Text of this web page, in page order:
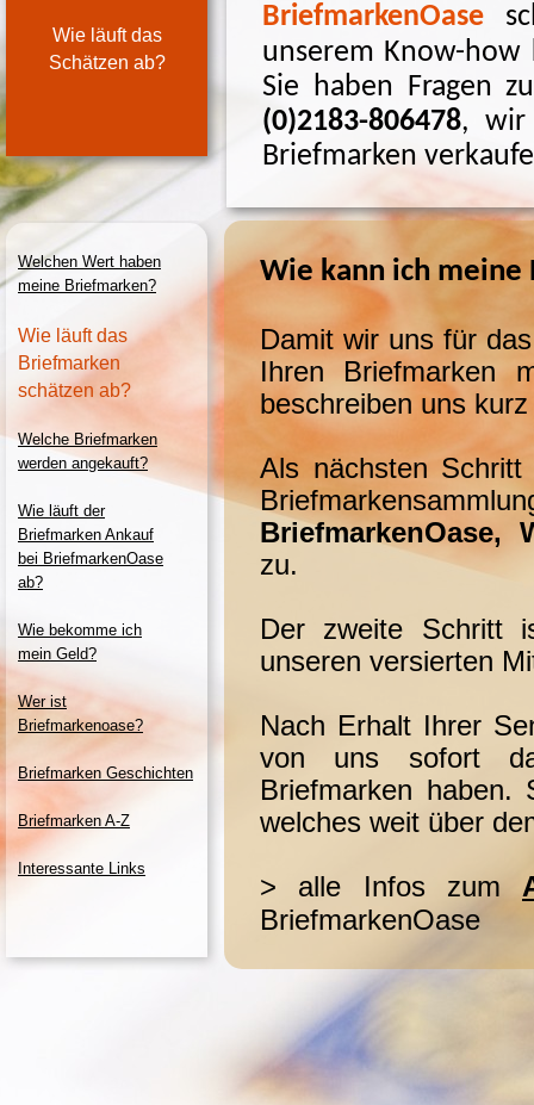
Wie läuft das
Schätzen ab?
BriefmarkenOase
unserem Know-how
Sie haben Fragen
(0)2183-806478, wir
Briefmarken
Welchen Wert haben
meine Briefmarken?
Wie läuft das
Briefmarken
schätzen ab?
Welche Briefmarken
werden angekauft?
Wie läuft der
Briefmarken Ankauf
bei BriefmarkenOase
ab?
Wie bekomme ich
mein Geld?
Wer ist
Briefmarkenoase?
Briefmarken Geschichten
Briefmarken A-Z
Interessante Links
Wie kann ich meine
Damit wir uns für
Ihren Briefmarken
beschreiben uns
Als nächsten
BriefmarkenOase,
zu.
Der zweite Schritt
unseren versierten
Nach Erhalt Ihrer
von uns sofort
Briefmarken
welches weit über
> alle Infos zum
BriefmarkenOase